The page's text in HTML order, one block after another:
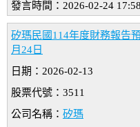
發言時間：2026-02-24
矽瑪民國114年度財務報告
月24日
日期：2026-02-13
股票代號：3511
公司名稱： 矽瑪